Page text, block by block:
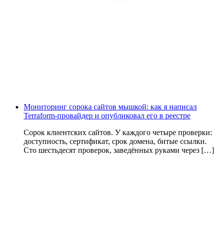
Мониторинг сорока сайтов мышкой: как я написал
Terraform-провайдер и опубликовал его в реестре
Сорок клиентских сайтов. У каждого четыре проверки:
доступность, сертификат, срок домена, битые ссылки.
Сто шестьдесят проверок, заведённых руками через […]